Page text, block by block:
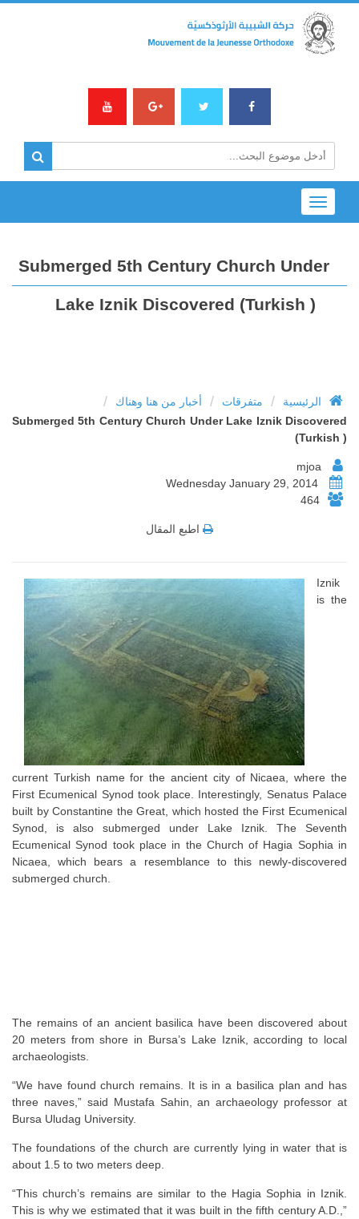
Toggle
navigation
Submerged 5th Century Church Under
Lake Iznik Discovered (Turkish )
الرئيسية / متفرقات / أخبار من هنا وهناك /
Submerged 5th Century Church Under Lake Iznik Discovered
(Turkish )
464
اطبع المقال
Iznik
is the
current Turkish name for the ancient city of Nicaea, where the
First Ecumenical Synod took place. Interestingly, Senatus Palace
built by Constantine the Great, which hosted the First Ecumenical
Synod, is also submerged under Lake Iznik. The Seventh
Ecumenical Synod took place in the Church of Hagia Sophia in
Nicaea, which bears a resemblance to this newly-discovered
submerged church.
The remains of an ancient basilica have been discovered about
20 meters from shore in Bursa’s Lake Iznik, according to local
archaeologists.
“We have found church remains. It is in a basilica plan and has
three naves,” said Mustafa Sahin, an archaeology professor at
Bursa Uludag University.
The foundations of the church are currently lying in water that is
about 1.5 to two meters deep.
“This church’s remains are similar to the Hagia Sophia in Iznik.
This is why we estimated that it was built in the fifth century A.D.,”